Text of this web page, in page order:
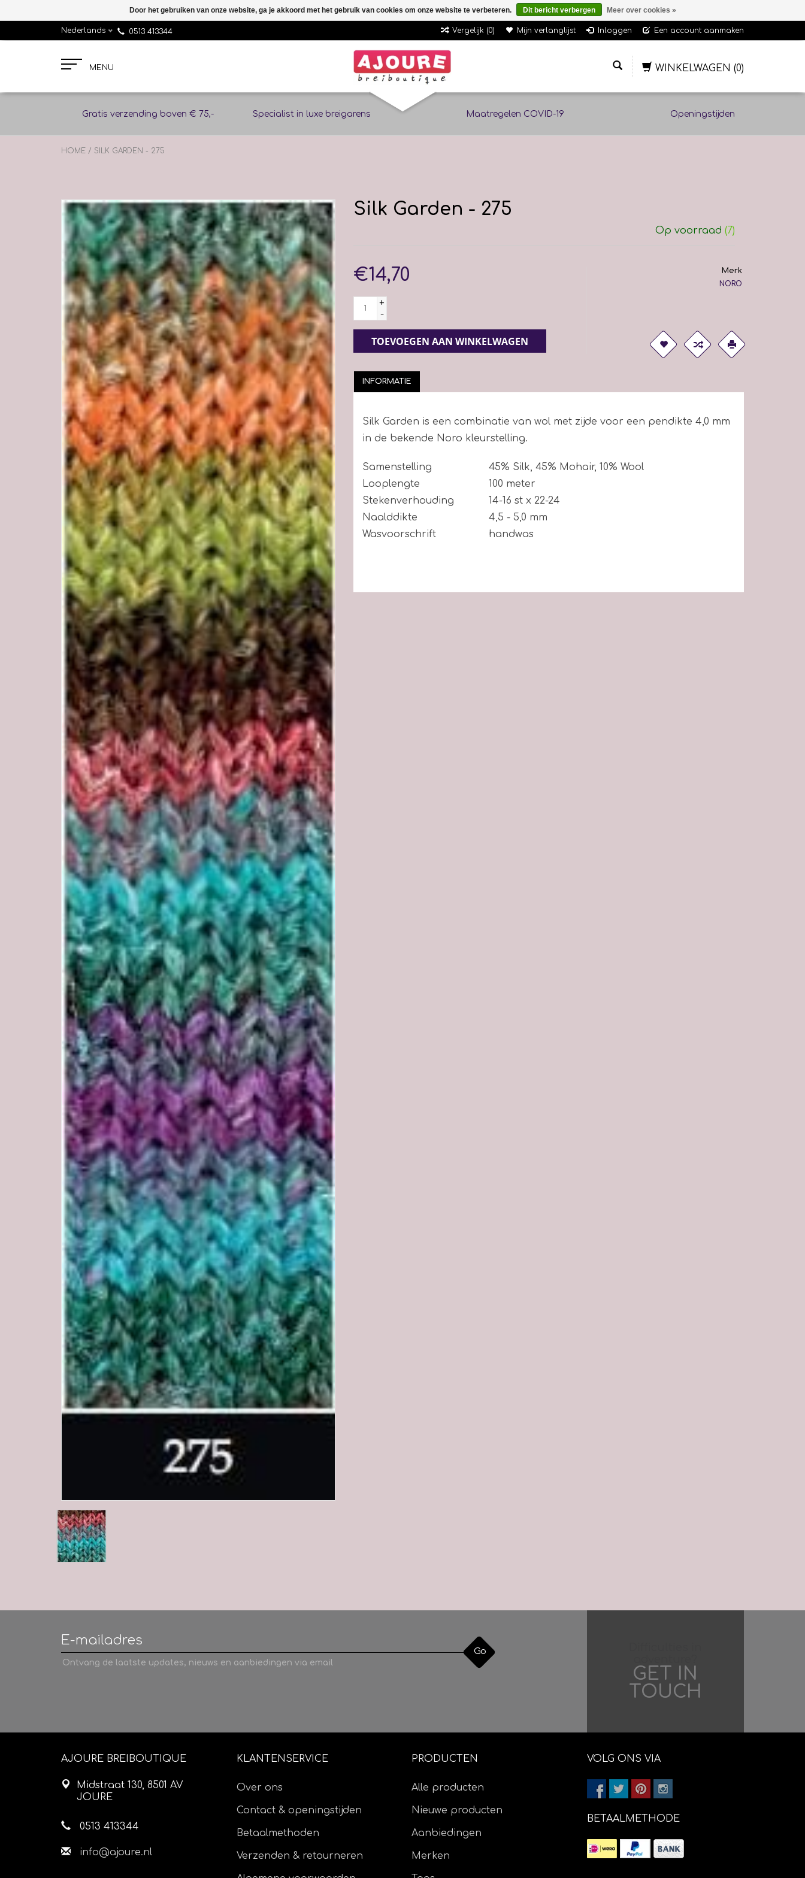
Nederlands 0513 413344 Vergelijk (0) Mijn verlanglijst Inloggen Een account aanmaken
MENU WINKELWAGEN (0)
Gratis verzending boven € 75,- Specialist in luxe breigarens Maatregelen COVID-19 Openingstijden
HOME / SILK GARDEN - 275
Silk Garden - 275
Op voorraad (7)
€14,70
+
-
TOEVOEGEN AAN WINKELWAGEN
Merk
NORO
INFORMATIE
Silk Garden is een combinatie van wol met zijde voor een pendikte 4,0 mm
in de bekende Noro kleurstelling.
Samenstelling 45% Silk, 45% Mohair, 10% Wool
Looplengte
100 meter
Stekenverhouding
14-16 st x 22-24
Naalddikte
4,5 - 5,0 mm
Wasvoorschrift
handwas
Go
Ontvang de laatste updates, nieuws en aanbiedingen via email
GET IN
TOUCH
AJOURE BREIBOUTIQUE
Midstraat 130, 8501 AV
JOURE
0513 413344
info@ajoure.nl
KLANTENSERVICE
Over ons
Contact & openingstijden
Betaalmethoden
Verzenden & retourneren
PRODUCTEN
Alle producten
Nieuwe producten
Aanbiedingen
Merken
VOLG ONS VIA
BETAALMETHODE
Door het gebruiken van onze website, ga je akkoord met het gebruik van cookies om onze website te verbeteren. Dit bericht verbergen Meer over cookies »